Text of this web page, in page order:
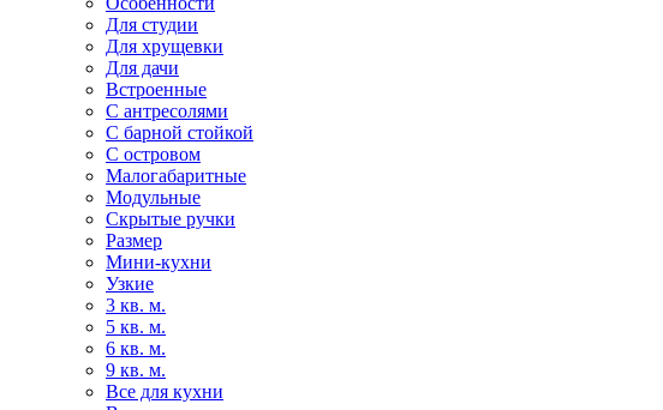
Для студии
Для хрущевки
Для дачи
Встроенные
С антресолями
С барной стойкой
С островом
Малогабаритные
Модульные
Скрытые ручки
Размер
Мини-кухни
Узкие
3 кв. м.
5 кв. м.
6 кв. м.
9 кв. м.
Все для кухни